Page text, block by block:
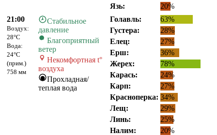
Язь:
20%
21:00
Воздух:
28°C
Вода:
24°C
(прим.)
758 мм
Стабильное
давление
Благоприятный
ветер
Некомфортная t°
воздуха
Прохладная/
теплая вода
Голавль:
63%
Густера:
28%
Елец:
27%
Ерш:
36%
Жерех:
78%
Карась:
24%
Карп:
27%
Красноперка: 34%
Лещ:
29%
Линь:
25%
Налим:
20%